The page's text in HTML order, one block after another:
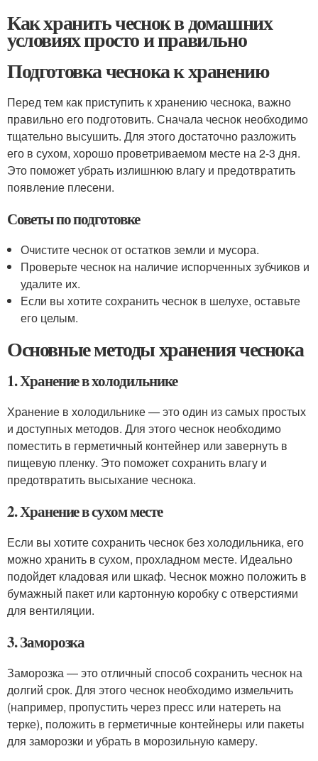
Как хранить чеснок в домашних
условиях просто и правильно
Подготовка чеснока к хранению
Перед тем как приступить к хранению чеснока, важно
правильно его подготовить. Сначала чеснок необходимо
тщательно высушить. Для этого достаточно разложить
его в сухом, хорошо проветриваемом месте на 2-3 дня.
Это поможет убрать излишнюю влагу и предотвратить
появление плесени.
Советы по подготовке
Очистите чеснок от остатков земли и мусора.
Проверьте чеснок на наличие испорченных зубчиков и
удалите их.
Если вы хотите сохранить чеснок в шелухе, оставьте
его целым.
Основные методы хранения чеснока
1. Хранение в холодильнике
Хранение в холодильнике — это один из самых простых
и доступных методов. Для этого чеснок необходимо
поместить в герметичный контейнер или завернуть в
пищевую пленку. Это поможет сохранить влагу и
предотвратить высыхание чеснока.
2. Хранение в сухом месте
Если вы хотите сохранить чеснок без холодильника, его
можно хранить в сухом, прохладном месте. Идеально
подойдет кладовая или шкаф. Чеснок можно положить в
бумажный пакет или картонную коробку с отверстиями
для вентиляции.
3. Заморозка
Заморозка — это отличный способ сохранить чеснок на
долгий срок. Для этого чеснок необходимо измельчить
(например, пропустить через пресс или натереть на
терке), положить в герметичные контейнеры или пакеты
для заморозки и убрать в морозильную камеру.